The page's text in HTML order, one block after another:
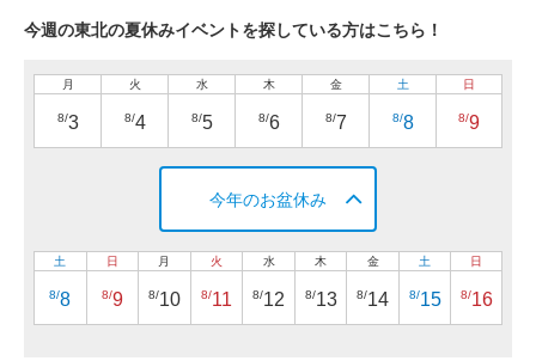
今週の東北の夏休みイベントを探している方はこちら！
月
8/3
火
8/4
水
8/5
木
8/6
金
8/7
土
8/8
日
8/9
今年のお盆休み
土
8/8
日
8/9
月
8/10
火
8/11
水
8/12
木
8/13
金
8/14
土
8/15
日
8/16